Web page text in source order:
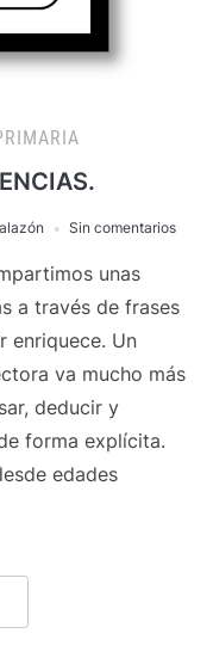
Sin comentarios
unas
a través de frases
enriquece. Un
va mucho más
deducir y
forma explícita.
edades